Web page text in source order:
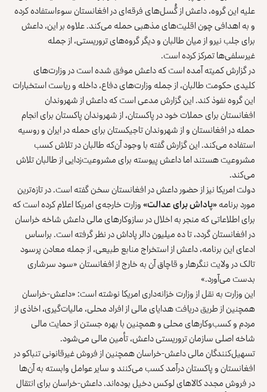
علیه این گروه، داعش از گُسل‌های فرقه‌ای در افغانستان سوءاستفاده کرده
و به اهدافی چون اقلیت‌های مذهبی حمله می‌کند. علاوه بر این، داعش
برای جلب نیرو از میان طالبان و دیگر گروه‌های تروریستی، از جمله
غیرسلفی‌ها تمرکز کرده است.
در گزارش کمیته آمده است که داعش موفق شده است در وزارت‌های
کلیدی حکومت طالبان، از جمله وزارت‌های دفاع، داخله و ریاست استخبارات
این گروه نفوذ کند. این گزارش مدعی است که داعش از شهروندان
افغانستان برای حملات خود در پاکستان، از شهروندان پاکستان برای انجام
حمله در افغانستان و از شهروندان تاجیکستان برای حمله در ایران و روسیه
استفاده می‌کند. این گزارش گفته با وجود آن‌که طالبان در تلاش کسب
مشروعیت هستند اما داعش پیوسته برای مشروعیت‌زدایی از طالبان تلاش
می‌کند.
دولت امریکا نیز از حضور داعش در افغانستان سخن گفته‌ است. در تازه‌ترین
مورد برنامه«پاداش برای عدالت»وزارت خارجه‌ی امریکا اعلام کرده است که
برای اطلاعاتی که منجر به اخلال در سازوکارهای مالی داعش شاخه خراسان
در افغانستان گردد، تا ده میلیون دالر پاداش در نظر گرفته است. براساس
ادعای این برنامه، داعش از استخراج منابع طبیعی، از جمله معادن پرسود
تالک در ولایت ننگرهار و قاچاق آن به خارج از افغانستان «سود سرشاری
بدست می‌آورد.»
این وزارت به نقل از وزارت خزانه‌داری امریکا نوشته است: «داعش-خراسان
همچنین از طریق دریافت هدایای مالی از افراد محلی، مالیات‌گیری، اخاذی از
مردم و کسب‌وکارهای محلی و همچنین با بهره جستن از حمایت مالی
شاخه اصلی سازمان تروریستی داعش، تأمین مالی می‌شود.
تسهیل‌کنندگان مالی داعش-خراسان همچنین از فروش غیرقانونی تنباکو در
افغانستان و پاکستان درآمد کسب می‌کنند و سایر عوامل وابسته به آن‌ها
در فروش مجدد کالاهای لوکس دخیل بوده‌اند. داعش-خراسان برای انتقال